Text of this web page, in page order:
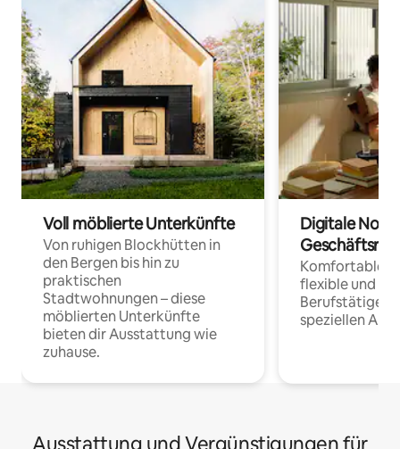
Voll möblierte Unterkünfte
Von ruhigen Blockhütten in
den Bergen bis hin zu
praktischen
Stadtwohnungen – diese
möblierten Unterkünfte
bieten dir Ausstattung wie
zuhause.
Digitale
Komfortable
flexible und
Berufstätige
speziellen